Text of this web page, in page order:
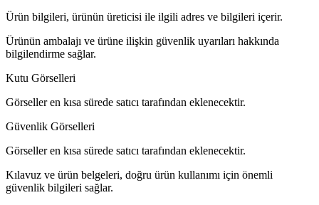
Ürün bilgileri, ürünün üreticisi ile ilgili adres ve bilgileri içerir.
Ürünün ambalajı ve ürüne ilişkin güvenlik uyarıları hakkında
bilgilendirme sağlar.
Kutu Görselleri
Görseller en kısa sürede satıcı tarafından eklenecektir.
Güvenlik Görselleri
Görseller en kısa sürede satıcı tarafından eklenecektir.
Kılavuz ve ürün belgeleri, doğru ürün kullanımı için önemli
güvenlik bilgileri sağlar.